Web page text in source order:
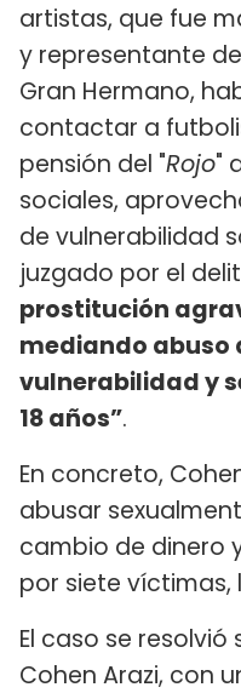
artistas, que fue
y representante
Gran Hermano,
contactar a
pensión del "Rojo"
sociales,
de vulnerabilidad
juzgado por el
prostitución
mediando abuso
vulnerabilidad y
18 años”.
En concreto,
abusar
cambio de dinero
por siete víctimas,
El caso se
Cohen Arazi, con